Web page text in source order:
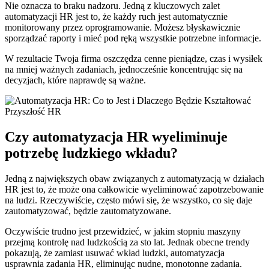
Nie oznacza to braku nadzoru. Jedną z kluczowych zalet
automatyzacji HR jest to, że każdy ruch jest automatycznie
monitorowany przez oprogramowanie. Możesz błyskawicznie
sporządzać raporty i mieć pod ręką wszystkie potrzebne informacje.
W rezultacie Twoja firma oszczędza cenne pieniądze, czas i wysiłek
na mniej ważnych zadaniach, jednocześnie koncentrując się na
decyzjach, które naprawdę są ważne.
Czy automatyzacja HR wyeliminuje
potrzebę ludzkiego wkładu?
Jedną z największych obaw związanych z automatyzacją w działach
HR jest to, że może ona całkowicie wyeliminować zapotrzebowanie
na ludzi. Rzeczywiście, często mówi się, że wszystko, co się daje
zautomatyzować, będzie zautomatyzowane.
Oczywiście trudno jest przewidzieć, w jakim stopniu maszyny
przejmą kontrolę nad ludzkością za sto lat. Jednak obecne trendy
pokazują, że zamiast usuwać wkład ludzki, automatyzacja
usprawnia zadania HR, eliminując nudne, monotonne zadania.